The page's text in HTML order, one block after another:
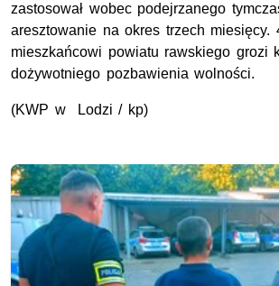
zastosował wobec podejrzanego
aresztowanie na okres trzech miesięcy.
mieszkańcowi powiatu rawskiego grozi
dożywotniego pozbawienia wolności.
(KWP w Lodzi / kp)